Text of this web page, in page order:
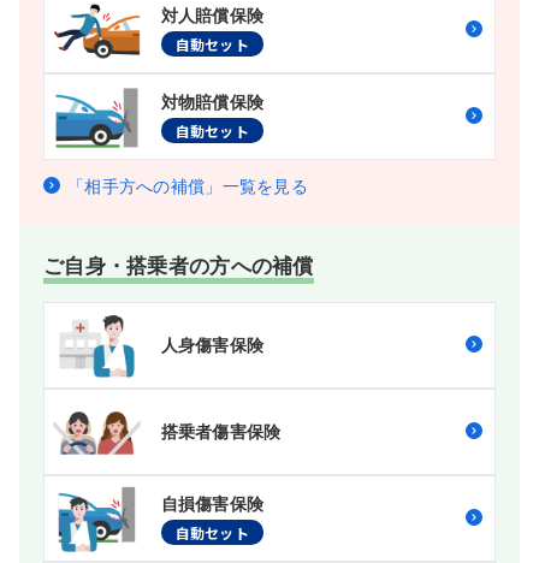
対人賠償保険
自動セット
対物賠償保険
自動セット
「相手方への補償」一覧を見る
ご自身・搭乗者の方への補償
人身傷害保険
搭乗者傷害保険
自損傷害保険
自動セット